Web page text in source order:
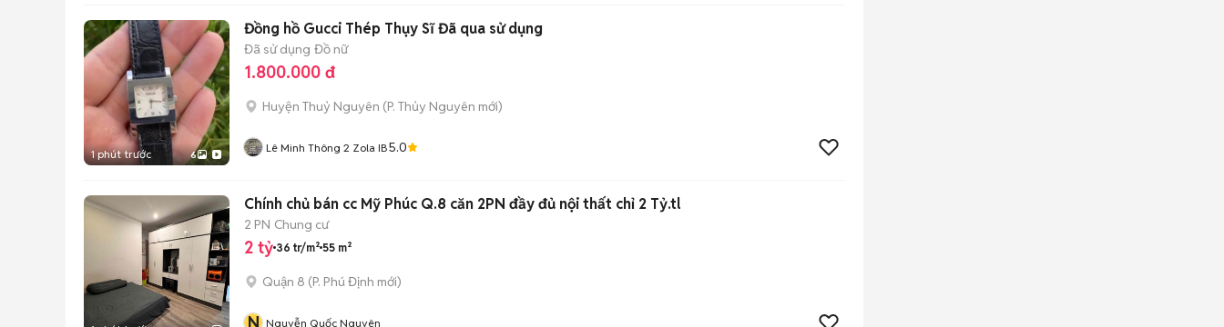
1 phút trước 6
Đồng hồ Gucci Thép Thụy Sĩ Đã qua sử dụng
Đã sử dụng Đồ nữ
1.800.000 đ
Huyện Thuỷ Nguyên (P. Thủy Nguyên mới)
Lê Minh Thông 2 Zola IB5.0
Chính chủ bán cc Mỹ Phúc Q.8 căn 2PN đầy đủ nội thất chỉ 2 Tỷ.tl
2 PN Chung cư
2 tỷ 36 tr/m² 55 m²
Quận 8 (P. Phú Định mới)
N Nguyễn Quốc Nguyên